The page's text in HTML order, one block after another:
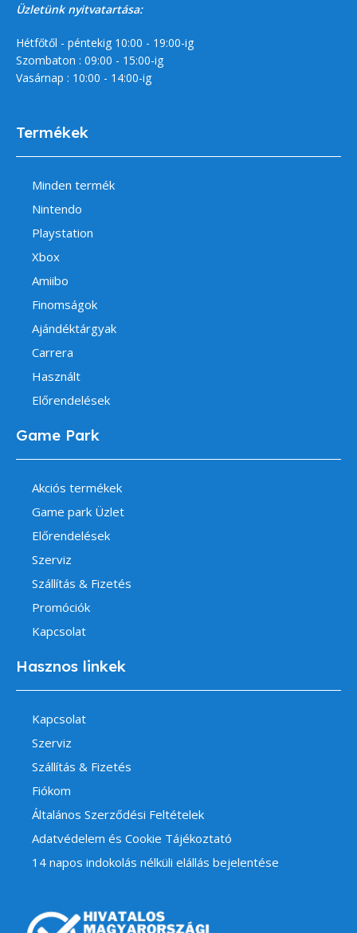
Üzletünk nyitvatartása:
Hétfőtől - péntekig 10:00 - 19:00-ig
Szombaton : 09:00 - 15:00-ig
Vasárnap : 10:00 - 14:00-ig
Termékek
Minden termék
Nintendo
Playstation
Xbox
Amiibo
Finomságok
Ajándéktárgyak
Carrera
Használt
Előrendelések
Game Park
Akciós termékek
Game park Üzlet
Előrendelések
Szerviz
Szállítás & Fizetés
Promóciók
Kapcsolat
Hasznos linkek
Kapcsolat
Szerviz
Szállítás & Fizetés
Fiókom
Általános Szerződési Feltételek
Adatvédelem és Cookie Tájékoztató
14 napos indokolás nélküli elállás bejelentése